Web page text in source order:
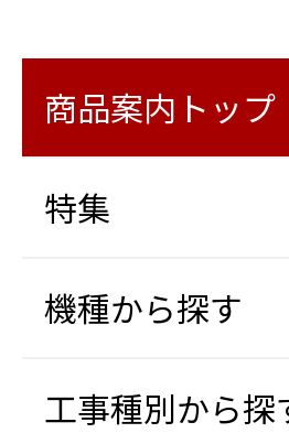
商品案内トップ
特集
機種から探す
工事種別から探